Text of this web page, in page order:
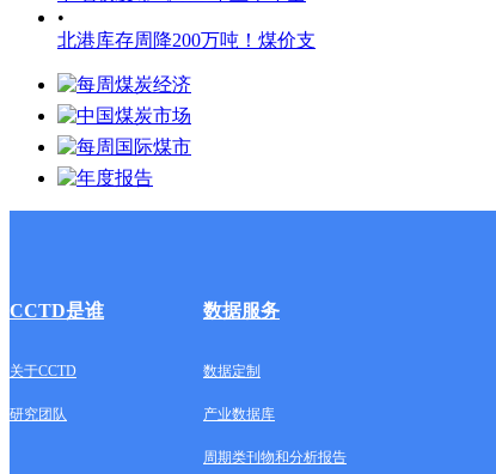
•
北港库存周降200万吨！煤价支
CCTD是谁 数据服务
关于CCTD 数据定制
研究团队 产业数据库
周期类刊物和分析报告